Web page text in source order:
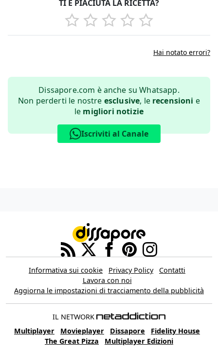
TI È PIACIUTA LA RICETTA?
Hai notato errori?
Dissapore.com è anche su Whatsapp.
Non perderti le nostre esclusive, le recensioni e
le migliori notizie
Iscriviti al Canale
Informativa sui cookie Privacy Policy
Contatti
Lavora con noi
Aggiorna le impostazioni di tracciamento della pubblicità
IL NETWORK
Multiplayer
Movieplayer Dissapore
Fidelity House
The Great Pizza
Multiplayer Edizioni